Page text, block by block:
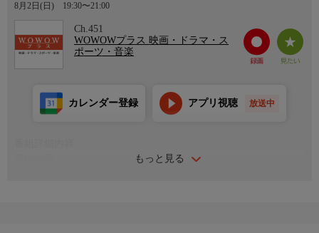
8月2日(日) 19:30〜21:00
Ch.451
WOWOWプラス 映画・ドラマ・ス
ポーツ・音楽
もっと見る
カレンダー登録 アプリ視聴 放送中